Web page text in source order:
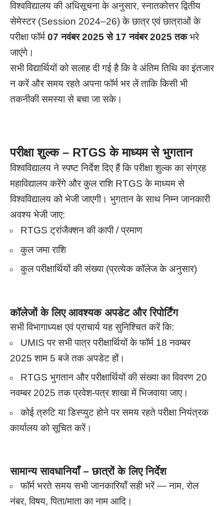
विश्वविद्यालय की अधिसूचना के अनुसार, स्नातकोत्तर द्वितीय
सेमेस्टर (Session 2024–26) के छात्र एवं छात्राओं के
परीक्षा फॉर्म 07 नवंबर 2025 से 17 नवंबर 2025 तकभरे
जाएंगे।
सभी विद्यार्थियों को सलाह दी गई है कि वे अंतिम तिथि का इंतजार
न करें और समय रहते अपना फॉर्म भर लें ताकि किसी भी
तकनीकी समस्या से बचा जा सके।
परीक्षा शुल्क – RTGS के माध्यम से भुगतान
विश्वविद्यालय ने स्पष्ट निर्देश दिए हैं कि परीक्षा शुल्क का संग्रह
महाविद्यालय करेंगे और कुल राशि RTGS के माध्यम से
विश्वविद्यालय को भेजी जाएगी। भुगतान के साथ निम्न जानकारी
अवश्य भेजी जाए:
RTGS ट्रांजैक्शन की कापी / प्रमाण
कुल जमा राशि
कुल परीक्षार्थियों की संख्या (प्रत्येक कॉलेज के अनुसार)
कॉलेजों के लिए आवश्यक अपडेट और रिपोर्टिंग
सभी विभागाध्यक्ष एवं प्राचार्य यह सुनिश्चित करें कि:
UMIS पर सभी पात्र परीक्षार्थियों के फॉर्म 18 नवम्बर
2025 शाम 5 बजे तक अपडेट हों।
RTGS भुगतान और परीक्षार्थियों की संख्या का विवरण 20
नवम्बर 2025 तक प्रवेश-पत्र शाखा में भिजवाया जाए।
कोई त्रुटि या डिस्प्युट होने पर समय रहते परीक्षा नियंत्रक
कार्यालय को सूचित करें।
सामान्य सावधानियाँ – छात्रों के लिए निर्देश
फॉर्म भरते समय सभी जानकारियाँ सही भरें — नाम, रोल
नंबर, विषय, पिता/माता का नाम आदि।